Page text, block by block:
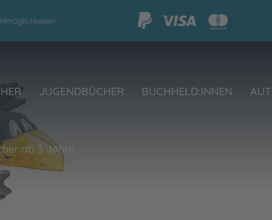
JUGENDBÜCHER BUCHHELD:INNEN
ab 3 Jahre